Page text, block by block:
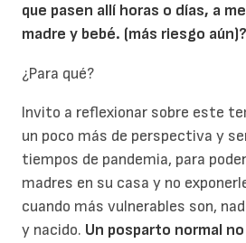
que pasen allí horas o días, a
madre y bebé. (más riesgo aún)?
¿Para qué?
Invito a reflexionar sobre este
un poco más de perspectiva y
tiempos de pandemia, para
madres en su casa y no
cuando más vulnerables son,
y nacido. Un posparto normal